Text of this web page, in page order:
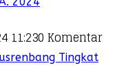
11:230 Komentar
Tingkat